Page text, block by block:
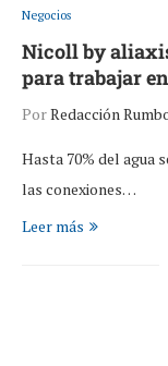
Negocios
Nicoll by
para trabajar
PorRedacción
Hasta 70% del agua
las conexiones…
Leer más